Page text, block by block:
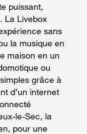
puissant,
La Livebox
sans
la musique en
maison en un
ou
grâce à
d’un internet
le-Sec, la
pour une